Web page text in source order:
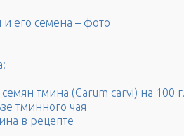
его семена – фото
тмина (Carum carvi) на 100
тминного чая
в рецепте